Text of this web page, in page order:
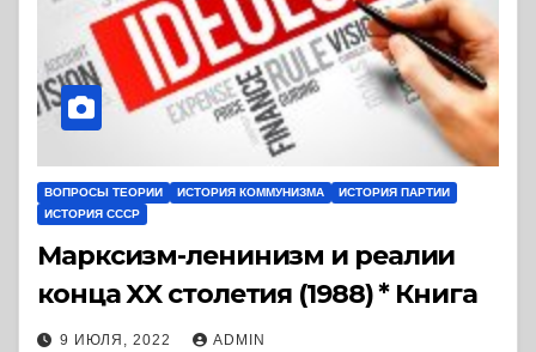
ВОПРОСЫ ТЕОРИИ ИСТОРИЯ КОММУНИЗМА
ИСТОРИЯ ПАРТИИ
ИСТОРИЯ СССР
Марксизм-ленинизм и реалии
конца XX столетия (1988) * Книга
9 ИЮЛЯ, 2022 ADMIN